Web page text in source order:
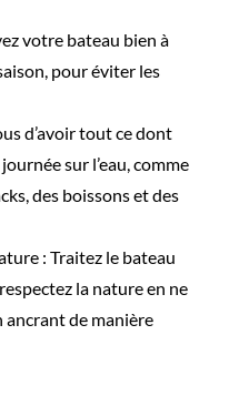
votre bateau bien à
pour éviter les
d’avoir tout ce dont
sur l’eau, comme
des boissons et des
: Traitez le bateau
la nature en ne
ancrant de manière